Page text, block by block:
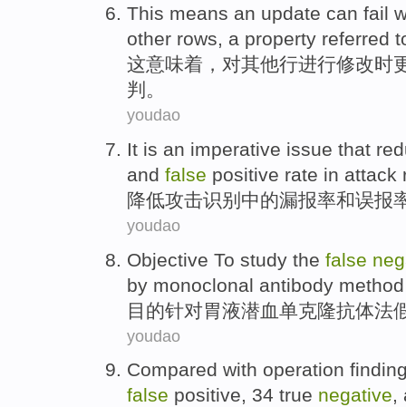
This means an update can fail
other rows, a property referred
这意味着 ， 对其他行进行修改时
判。
youdao
It is an imperative issue that
and false positive rate in attack
降低攻击识别 中的漏报率和误报
youdao
Objective To study the false
by monoclonal antibody method
目的针对胃液潜血单克隆抗体法
youdao
Compared with operation
false positive, 34 true negative,